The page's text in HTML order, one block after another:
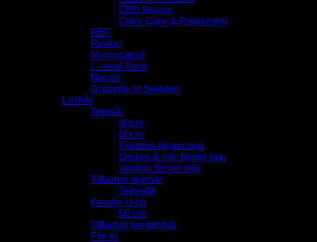
CBD Revive
Color Care & Preserving
REF
Revlon
Moroccanoil
L´oréal Paris
Neccin
Grazette of Sweden
Löshår
Tejphår
40cm
60cm
Kreativa färger tejp
Ombre & mix färger tejp
Vanliga färger tejp
Tillbehör tejphår
Tejprefill
Keratin U-tip
50 cm
Tillbehör keratinhår
Flip in